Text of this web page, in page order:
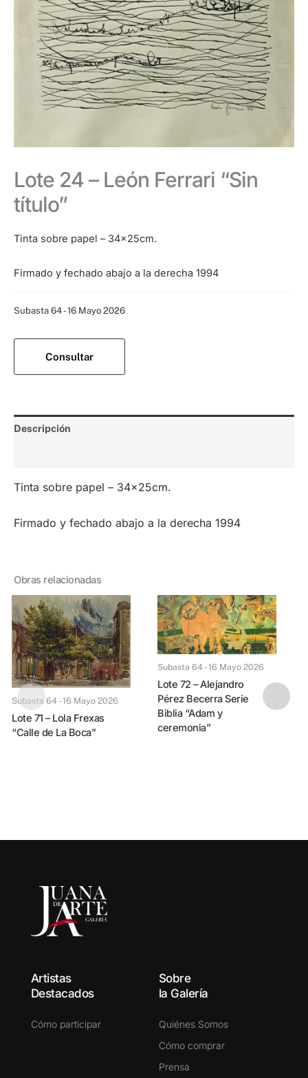
Lote 24 – León Ferrari “Sin
título”
Tinta sobre papel – 34x25cm.
Firmado y fechado abajo a la derecha 1994
Subasta 64 - 16 Mayo 2026
Consultar
Descripción
Tinta sobre papel – 34x25cm.
Firmado y fechado abajo a la derecha 1994
Obras relacionadas
Subasta 64 - 16 Mayo 2026
Lote 71 – Lola Frexas
“Calle de La Boca”
Subasta 64 - 16 Mayo 2026
Lote 72 – Alejandro
Pérez Becerra Serie
Biblia “Adam y
ceremonia”
Artistas
Destacados
Cómo participar
Sobre
la Galería
Quiénes Somos
Cómo comprar
Prensa